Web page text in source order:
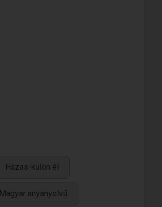
Házas-külön él
Magyar anyanyelvű